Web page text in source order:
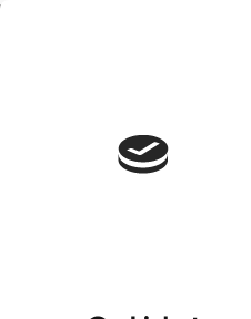
Νέα &
Περισσότερα